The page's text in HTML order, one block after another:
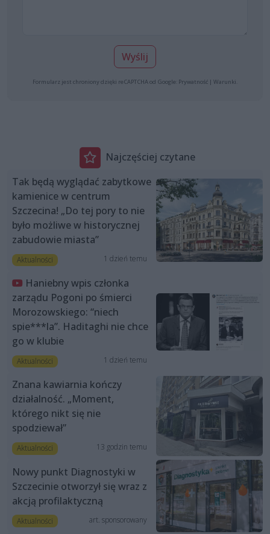
Wyślij
Formularz jest chroniony dzięki reCAPTCHA od Google: Prywatność | Warunki
Najczęściej czytane
Tak będą wyglądać zabytkowe
kamienice w centrum
Szczecina! „Do tej pory to nie
było możliwe w historycznej
zabudowie miasta”
Aktualności 1 dzień temu
Haniebny wpis członka
zarządu Pogoni po śmierci
Morozowskiego: “niech
spie***la”. Haditaghi nie chce
go w klubie
Aktualności 1 dzień temu
Znana kawiarnia kończy
działalność. „Moment,
którego nikt się nie
spodziewał”
Aktualności 13 godzin temu
Nowy punkt Diagnostyki w
Szczecinie otworzył się wraz z
akcją profilaktyczną
Aktualności art. sponsorowany